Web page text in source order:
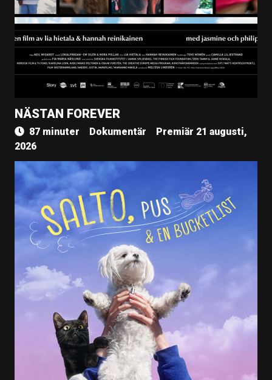
NÄSTAN FOREVER
87 minuter Dokumentär
Premiär 21 augusti,
2026